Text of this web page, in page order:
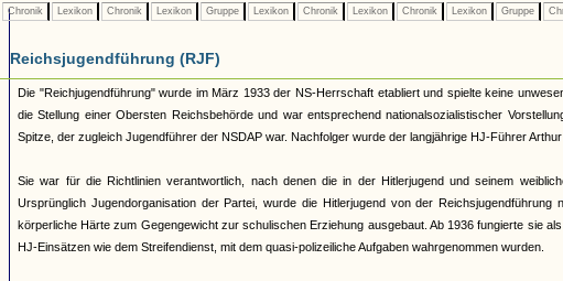
Chronik Lexikon Chronik Lexikon Gruppe Lexikon Chronik Lexikon Chronik Lexikon Gruppe
Reichsjugendführung (RJF)
Die "Reichjugendführung" wurde im März 1933 der NS-Herrschaft etabliert und spielte keine
die Stellung einer Obersten Reichsbehörde und war entsprechend nationalsozialistischer
Spitze, der zugleich Jugendführer der NSDAP war. Nachfolger wurde der langjährige HJ-Führer Arthur
Sie war für die Richtlinien verantwortlich, nach denen die in der Hitlerjugend und seinem
Ursprünglich Jugendorganisation der Partei, wurde die Hitlerjugend von der
körperliche Härte zum Gegengewicht zur schulischen Erziehung ausgebaut. Ab 1936 fungierte sie
HJ-Einsätzen wie dem Streifendienst, mit dem quasi-polizeiliche Aufgaben wahrgenommen wurden.